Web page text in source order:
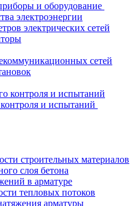
и оборудование
электроэнергии
электрических сетей
сетей
и испытаний
строительных материалов
слоя бетона
в арматуре
тепловых потоков
арматуры